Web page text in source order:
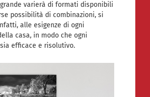
varierà di formati disponibili
possibilità di combinazioni, si
alle esigenze di ogni
casa, in modo che ogni
efficace e risolutivo.